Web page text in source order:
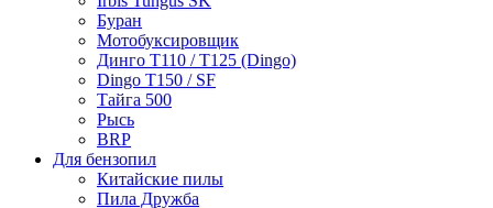
Буран
Мотобуксировщик
Динго T110 / T125 (Dingo)
Dingo T150 / SF
Тайга 500
Рысь
BRP
Для бензопил
Китайские пилы
Пила Дружба